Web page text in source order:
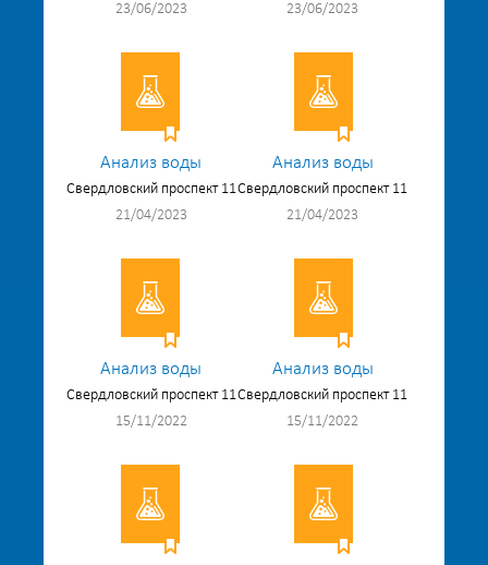
23/06/2023
23/06/2023
Анализ воды
Свердловский проспект 11
21/04/2023
Анализ воды
Свердловский проспект 11
21/04/2023
Анализ воды
Свердловский проспект 11
15/11/2022
Анализ воды
Свердловский проспект 11
15/11/2022